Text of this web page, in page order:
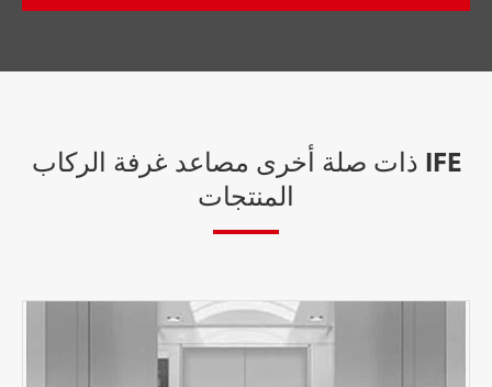
IFE ذات صلة أخرى مصاعد غرفة الركاب
المنتجات